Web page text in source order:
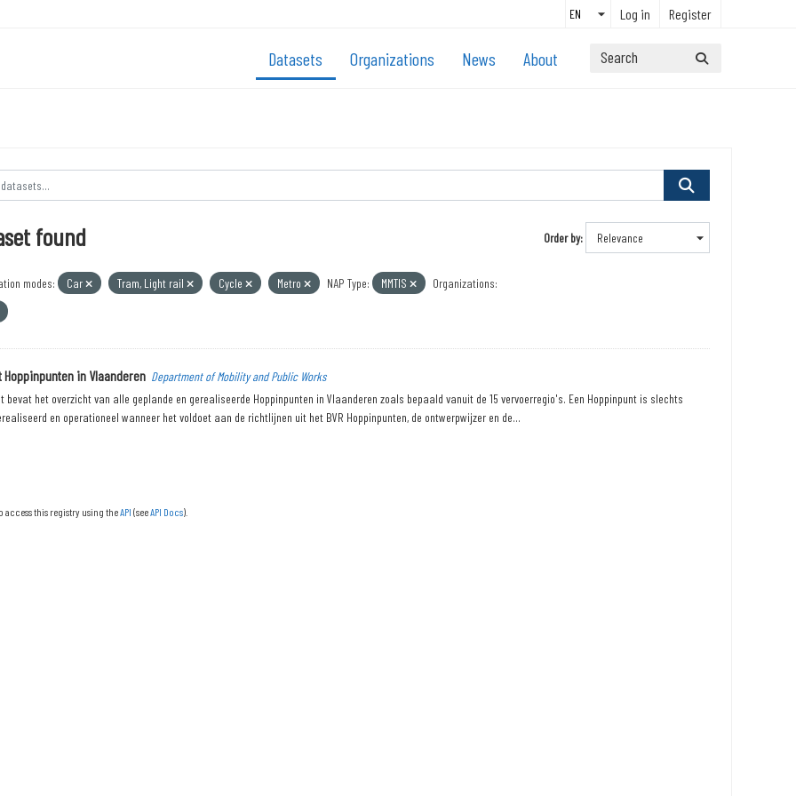
Log in Register
Datasets Organizations News About
Order by
found
modes: Car Tram, Light rail Cycle Metro NAP Type: MMTIS
Organizations:
Hoppinpunten in Vlaanderen Department of Mobility and Public Works
bevat het overzicht van alle geplande en gerealiseerde Hoppinpunten in Vlaanderen zoals bepaald vanuit de 15 vervoerregio's. Een Hoppinpunt is slechts
en operationeel wanneer het voldoet aan de richtlijnen uit het BVR Hoppinpunten, de ontwerpwijzer en de...
access this registry using theAPI (seeAPI Docs).